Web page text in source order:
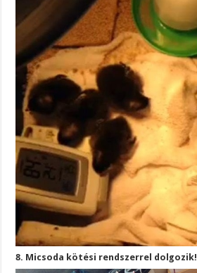
8. Micsoda kötési rendszerrel dolgozik!